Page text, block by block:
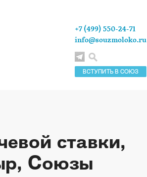
ВСТУПИТЬ В СОЮЗ
+7 (499) 550-24-71
info@souzmoloko.ru
ставки,
Союзы